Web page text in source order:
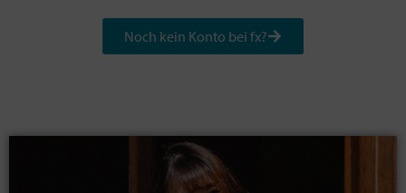
Noch kein Konto bei fx?